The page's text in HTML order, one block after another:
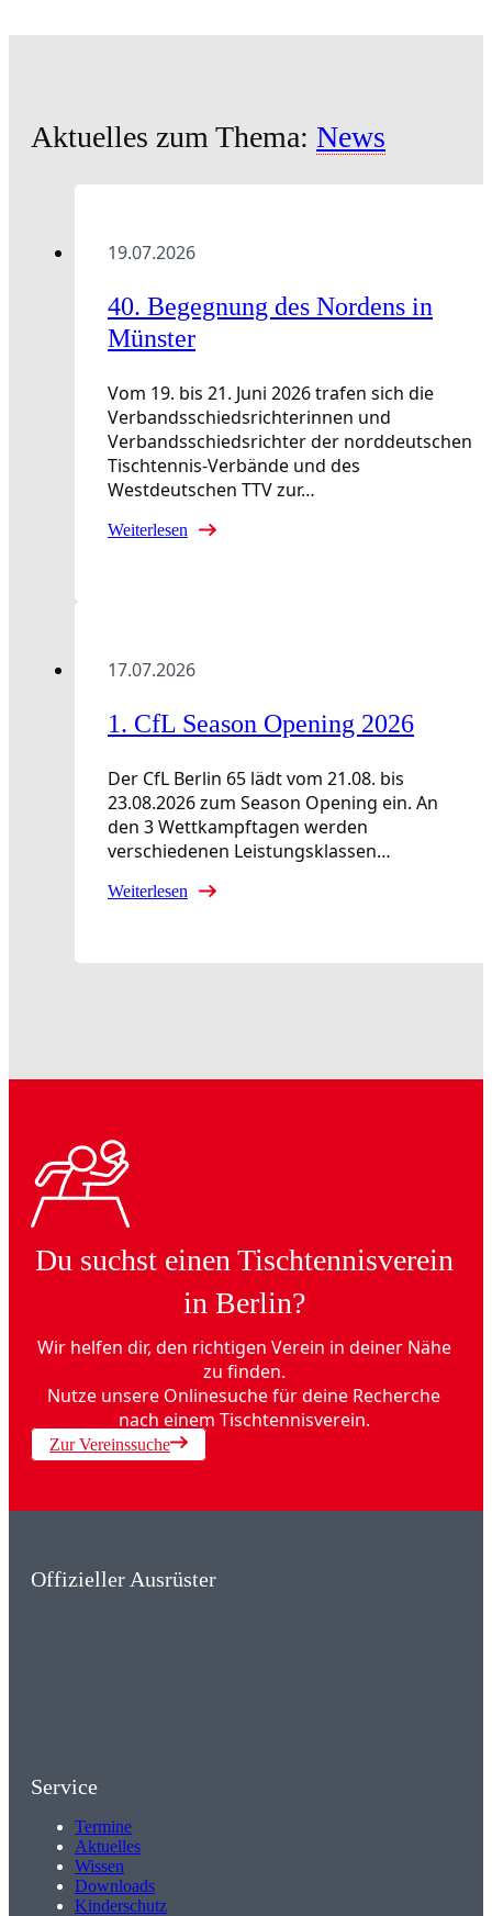
Aktuelles zum Thema: News
19.07.2026
40. Begegnung des Nordens in
Münster
Vom 19. bis 21. Juni 2026 trafen sich die
Verbandsschiedsrichterinnen und
Verbandsschiedsrichter der norddeutschen
Tischtennis-Verbände und des
Westdeutschen TTV zur…
Weiterlesen
17.07.2026
1. CfL Season Opening 2026
Der CfL Berlin 65 lädt vom 21.08. bis
23.08.2026 zum Season Opening ein. An
den 3 Wettkampftagen werden
verschiedenen Leistungsklassen…
Weiterlesen
Du suchst einen Tischtennisverein
in Berlin?
Wir helfen dir, den richtigen Verein in deiner Nähe
zu finden.
Nutze unsere Onlinesuche für deine Recherche
nach einem Tischtennisverein.
Zur Vereinssuche
Offizieller Ausrüster
Service
Termine
Aktuelles
Wissen
Downloads
Kinderschutz